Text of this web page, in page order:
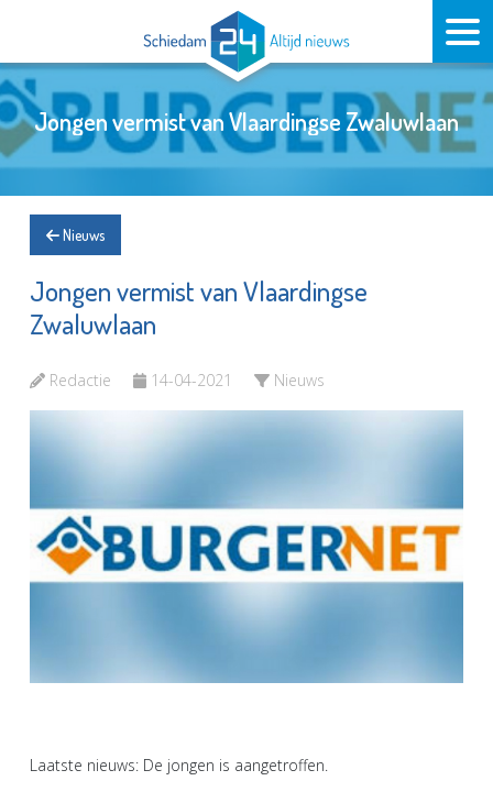
Jongen vermist van Vlaardingse Zwaluwlaan
Nieuws
Jongen vermist van Vlaardingse
Zwaluwlaan
Redactie 14-04-2021 Nieuws
Laatste nieuws: De jongen is aangetroffen.